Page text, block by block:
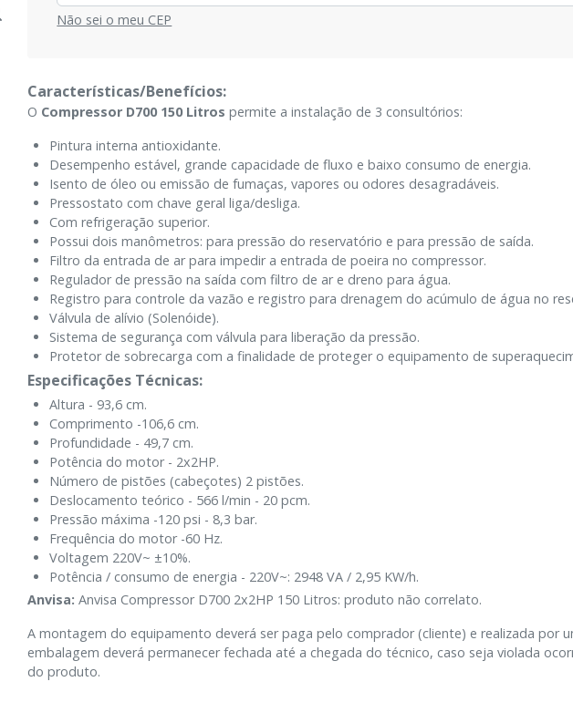
Não sei o meu CEP
Características/Benefícios:
O Compressor D700 150 Litrospermite a instalação de 3 consultórios:
Pintura interna antioxidante.
Desempenho estável, grande capacidade de fluxo e baixo consumo de energia.
Isento de óleo ou emissão de fumaças, vapores ou odores desagradáveis.
Pressostato com chave geral liga/desliga.
Com refrigeração superior.
Possui dois manômetros: para pressão do reservatório e para pressão de saída.
Filtro da entrada de ar para impedir a entrada de poeira no compressor.
Regulador de pressão na saída com filtro de ar e dreno para água.
Registro para controle da vazão e registro para drenagem do acúmulo de água no
Válvula de alívio (Solenóide).
Sistema de segurança com válvula para liberação da pressão.
Protetor de sobrecarga com a finalidade de proteger o equipamento de
Especificações Técnicas:
Altura - 93,6 cm.
Comprimento -106,6 cm.
Profundidade - 49,7 cm.
Potência do motor - 2x2HP.
Número de pistões (cabeçotes) 2 pistões.
Deslocamento teórico - 566 l/min - 20 pcm.
Pressão máxima -120 psi - 8,3 bar.
Frequência do motor -60 Hz.
Voltagem 220V~ ±10%.
Potência / consumo de energia - 220V~: 2948 VA / 2,95 KW/h.
Anvisa:Anvisa Compressor D700 2x2HP 150 Litros: produto não correlato.
A montagem do equipamento deverá ser paga pelo comprador (cliente) e realizada por
embalagem deverá permanecer fechada até a chegada do técnico, caso seja violada
do produto.